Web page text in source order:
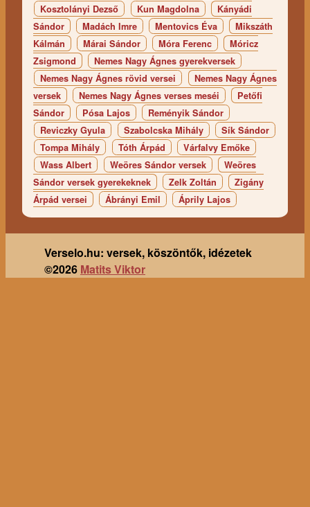
Kosztolányi Dezső
Kun Magdolna
Kányádi
Sándor
Madách Imre Mentovics Éva
Mikszáth
Kálmán
Márai Sándor Móra Ferenc
Móricz
Zsigmond
Nemes Nagy Ágnes gyerekversek
Nemes Nagy Ágnes rövid versei
Nemes Nagy Ágnes
versek
Nemes Nagy Ágnes verses meséi
Petőfi
Sándor
Pósa Lajos
Reményik Sándor
Reviczky Gyula
Szabolcska Mihály
Sík Sándor
Tompa Mihály
Tóth Árpád
Várfalvy Emőke
Wass Albert
Weöres Sándor versek
Weöres
Sándor versek gyerekeknek
Zelk Zoltán
Zigány
Árpád versei
Ábrányi Emil Áprily Lajos
Verselo.hu: versek, köszöntők, idézetek
©2026 Matits Viktor